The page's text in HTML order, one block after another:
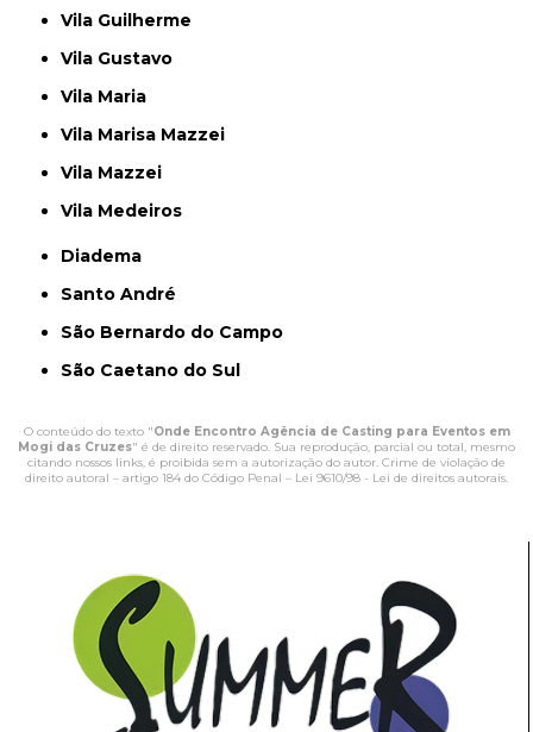
Vila Guilherme
Vila Gustavo
Vila Maria
Vila Marisa Mazzei
Vila Mazzei
Vila Medeiros
Diadema
Santo André
São Bernardo do Campo
São Caetano do Sul
O conteúdo do texto "Onde Encontro Agência de Casting para Eventos em
Mogi das Cruzes" é de direito reservado. Sua reprodução, parcial ou total, mesmo
citando nossos links, é proibida sem a autorização do autor. Crime de violação de
direito autoral – artigo 184 do Código Penal – Lei 9610/98 - Lei de direitos autorais.